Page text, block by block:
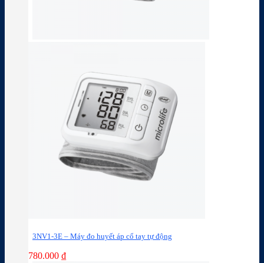
3NV1-3E – Máy đo huyết áp cổ tay tự động
780.000 ₫